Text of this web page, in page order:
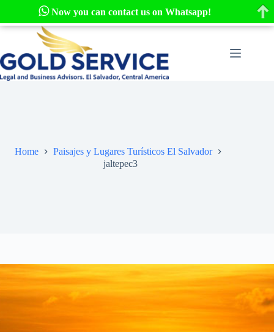
Skip
content
Home
Paisajes y Lugares Turísticos El Salvador
jaltepec3
Now you can contact us on Whatsapp!